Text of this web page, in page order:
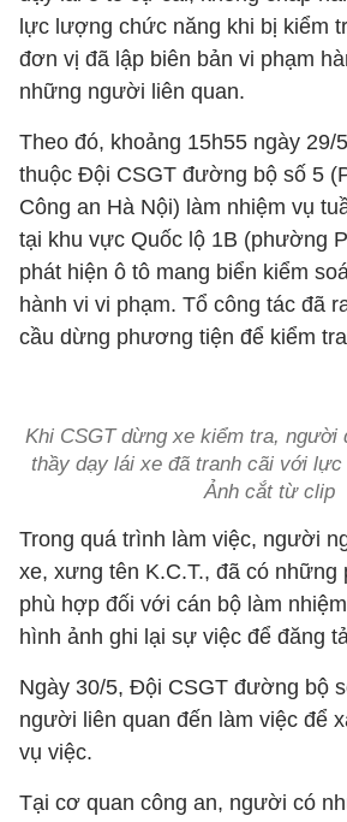
lực lượng chức năng khi bị kiểm
đơn vị đã lập biên bản vi phạm
những người liên quan.
Theo đó, khoảng 15h55 ngày 29/
thuộc Đội CSGT đường bộ số 5
Công an Hà Nội) làm nhiệm vụ
tại khu vực Quốc lộ 1B (phường
phát hiện ô tô mang biển kiểm
hành vi vi phạm. Tổ công tác đã
cầu dừng phương tiện để kiểm
Khi CSGT dừng xe kiểm tra, người
thầy dạy lái xe đã tranh cãi với
Ảnh cắt từ clip
Trong quá trình làm việc, người
xe, xưng tên K.C.T., đã có những
phù hợp đối với cán bộ làm
hình ảnh ghi lại sự việc để đăng
Ngày 30/5, Đội CSGT đường bộ
người liên quan đến làm việc để
vụ việc.
Tại cơ quan công an, người có